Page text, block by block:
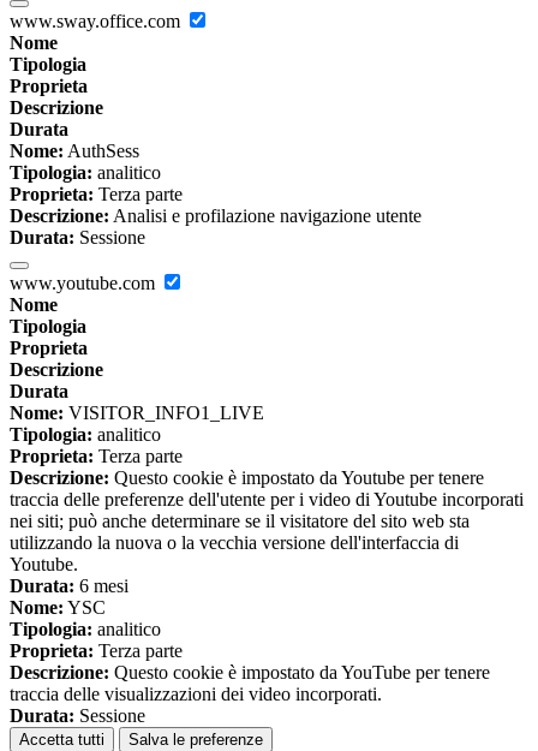
www.sway.office.com
Nome
Tipologia
Proprieta
Descrizione
Durata
Nome: AuthSess
Tipologia: analitico
Proprieta: Terza parte
Descrizione: Analisi e profilazione navigazione utente
Durata: Sessione
www.youtube.com
Nome
Tipologia
Proprieta
Descrizione
Durata
Nome: VISITOR_INFO1_LIVE
Tipologia: analitico
Proprieta: Terza parte
Descrizione: Questo cookie è impostato da Youtube per tenere
traccia delle preferenze dell'utente per i video di Youtube incorporati
nei siti; può anche determinare se il visitatore del sito web sta
utilizzando la nuova o la vecchia versione dell'interfaccia di
Youtube.
Durata: 6 mesi
Nome: YSC
Tipologia: analitico
Proprieta: Terza parte
Descrizione: Questo cookie è impostato da YouTube per tenere
traccia delle visualizzazioni dei video incorporati.
Durata: Sessione
Accetta tutti Salva le preferenze